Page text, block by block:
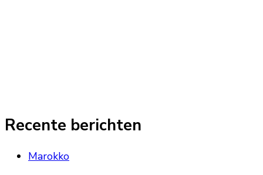
Recente berichten
Marokko